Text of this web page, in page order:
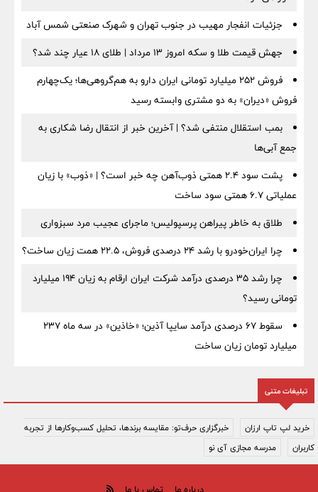
جزئیات انفجار مهیب در جنوب تهران و شهرک صنعتی شمس آباد
جهش قیمت طلا و سکه امروز ۱۳ مرداد | طلای ۱۸ عیار چند شد؟
فروش ۲۵۲ میلیارد تومانی ایران دارو به هم‌گروهی‌ها؛ یک‌چهارم
فروش «دیران» به دو مشتری وابسته رسید
بمب استقلال منتفی شد؟ | آخرین خبر از انتقال رضا شکاری به
جمع آبی‌ها
پشت سود ۲.۴ همتی ذوب‌آهن چه خبر است؟ | «ذوب» با زیان
عملیاتی ۶.۷ همتی سود ساخت
طلاق به خاطر پیراهن پرسپولیس؛ ماجرای عجیب مرد سبزواری
چرا ایران‌خودرو با رشد ۲۴ درصدی فروش، ۲۲.۵ همت زیان ساخت؟
چرا رشد ۳۵ درصدی درآمد شرکت ایران ارقام به زیان ۱۹۴ میلیارد
تومانی رسید؟
سقوط ۶۷ درصدی درآمد سایپا آذین؛ «خاذین» در سه ماه ۲۳۷
میلیارد تومان زیان ساخت
تبلیغات متنی
خرید لپ تاپ ارزان
خبرگزاری حرف‌تو: مقایسه برندها، تحلیل کسب‌وکارها از تجربه
کاربران
مدرسه مجازی آی نو